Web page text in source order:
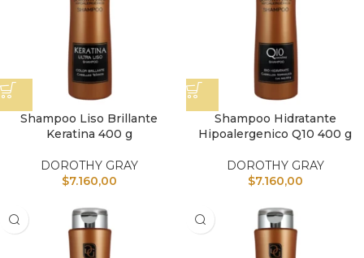
Shampoo Liso Brillante
Keratina 400 g
DOROTHY GRAY
$7.160,00
Shampoo Hidratante
Hipoalergenico Q10 400 g
DOROTHY GRAY
$7.160,00